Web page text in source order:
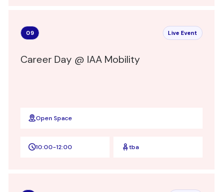
09 Live Event
Career Day @ IAA Mobility
Open Space
10:00-12:00 tba